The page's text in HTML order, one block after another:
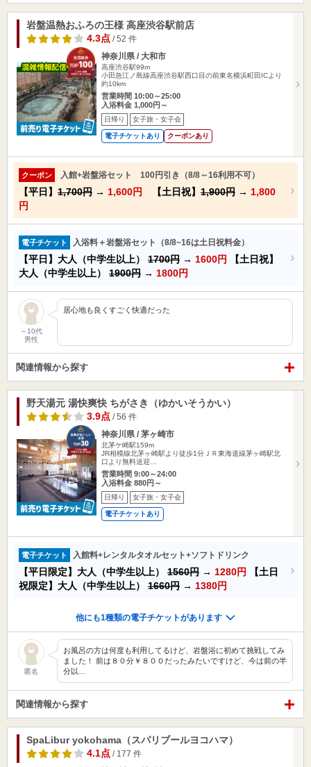
岩盤温熱おふろの王様 高座渋谷駅前店
4.3点 / 52 件
神奈川県 / 大和市
高座渋谷駅99m
小田急江ノ島線高座渋谷駅西口目の前東名横浜町田ICより
約10km
営業時間 10:00～25:00
入浴料金 1,000円～
日帰り 女子旅・女子会
電子チケットあり クーポンあり
クーポン 入館+岩盤浴セット 100円引き（8/8～16利用不可）
【平日】 1,700円 → 1,600円 【土日祝】 1,900円 → 1,800
円
電子チケット 入浴料＋岩盤浴セット（8/8~16は土日祝料金）
【平日】大人（中学生以上） 1700円 → 1600円
【土日祝】
大人（中学生以上） 1900円 → 1800円
～10代
男性
居心地も良くすごく快適だった
関連情報から探す
野天湯元 湯快爽快 ちがさき（ゆかいそうかい）
3.9点 / 56 件
神奈川県 / 茅ヶ崎市
北茅ケ崎駅159m
JR相模線北茅ヶ崎駅より徒歩1分ＪＲ東海道線茅ヶ崎駅北
口より無料送迎…
営業時間 9:00～24:00
入浴料金 880円～
日帰り 女子旅・女子会
電子チケットあり
電子チケット 入館料+レンタルタオルセット+ソフトドリンク
【平日限定】大人（中学生以上） 1560円 → 1280円
【土日
祝限定】大人（中学生以上） 1660円 → 1380円
他にも1種類の電子チケットがあります
匿名
お風呂の方は何度も利用してるけど、岩盤浴に初めて挑戦してみ
ました！ 前は８０分￥８００だったみたいですけど、今は前の半
分以…
関連情報から探す
SpaLibur yokohama（スパリブールヨコハマ）
4.1点 / 177 件